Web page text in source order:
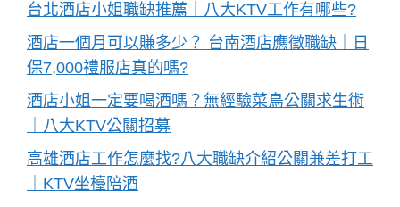
台北酒店小姐職缺推薦｜八大KTV工作有哪些?
酒店一個月可以賺多少？ 台南酒店應徵職缺｜日
保7,000禮服店真的嗎?
酒店小姐一定要喝酒嗎？無經驗菜鳥公關求生術
｜八大KTV公關招募
高雄酒店工作怎麼找?八大職缺介紹公關兼差打工
｜KTV坐檯陪酒